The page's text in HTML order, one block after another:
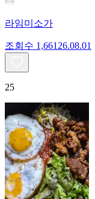
라임미소가
조회수 1,661 26.08.01
25